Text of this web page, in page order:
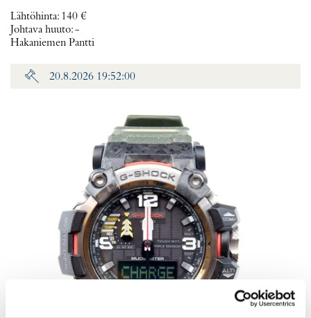
Lähtöhinta: 140 €
Johtava huuto:-
Hakaniemen Pantti
20.8.2026 19:52:00